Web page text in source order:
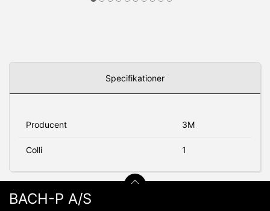
Specifikationer
Producent 3M
Colli 1
BACH-P A/S